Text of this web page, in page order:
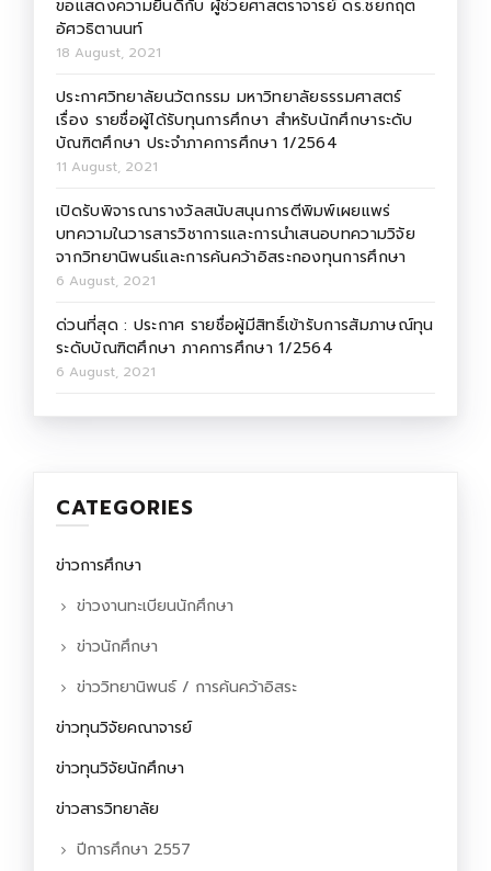
ขอแสดงความยินดีกับ ผู้ช่วยศาสตราจารย์ ดร.ชยกฤต
อัศวธิตานนท์
18 August, 2021
ประกาศวิทยาลัยนวัตกรรม มหาวิทยาลัยธรรมศาสตร์
เรื่อง รายชื่อผู้ได้รับทุนการศึกษา สำหรับนักศึกษาระดับ
บัณฑิตศึกษา ประจำภาคการศึกษา 1/2564
11 August, 2021
เปิดรับพิจารณารางวัลสนับสนุนการตีพิมพ์เผยแพร่
บทความในวารสารวิชาการและการนำเสนอบทความวิจัย
จากวิทยานิพนธ์และการค้นคว้าอิสระกองทุนการศึกษา
6 August, 2021
ด่วนที่สุด : ประกาศ รายชื่อผู้มีสิทธิ์เข้ารับการสัมภาษณ์ทุน
ระดับบัณฑิตศึกษา ภาคการศึกษา 1/2564
6 August, 2021
CATEGORIES
ข่าวการศึกษา
ข่าวงานทะเบียนนักศึกษา
ข่าวนักศึกษา
ข่าววิทยานิพนธ์ / การค้นคว้าอิสระ
ข่าวทุนวิจัยคณาจารย์
ข่าวทุนวิจัยนักศึกษา
ข่าวสารวิทยาลัย
ปีการศึกษา 2557